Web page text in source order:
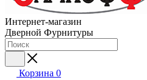
Интернет-магазин
Дверной Фурнитуры
Корзина 0